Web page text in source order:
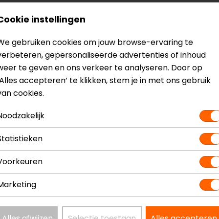
dan met ons op of kom langs in één van
je het product bekijken & passen en staan onze
jethelm Model
instellingen
gebruiken cookies om jouw browse-ervaring te
gepersonaliseerde advertenties of inhoud
te geven en ons verkeer te analyseren. Door op
accepteren’ te klikken, stem je in met ons gebruik
cookies.